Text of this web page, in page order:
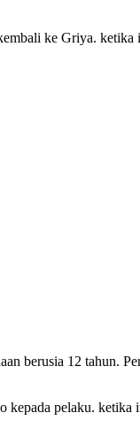
ke Griya.
berusia 12 tahun.
pelaku.